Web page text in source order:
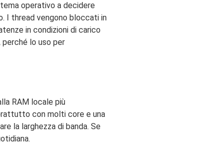
operativo a decidere
I thread vengono bloccati in
in condizioni di carico
perché lo uso per
RAM locale più
con molti core e una
la larghezza di banda. Se